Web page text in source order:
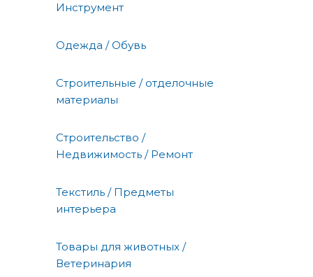
Инструмент
Одежда / Обувь
Строительные / отделочные
материалы
Строительство /
Недвижимость / Ремонт
Текстиль / Предметы
интерьера
Товары для животных /
Ветеринария